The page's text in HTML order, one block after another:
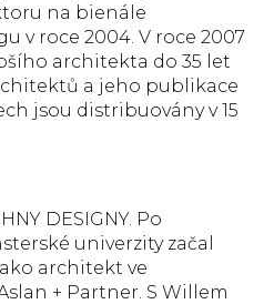
na bienále
v roce 2004. V roce 2007
architekta do 35 let
a jeho publikace
jsou distribuovány v 15
DESIGNY. Po
univerzity začal
architekt ve
+ Partner. S Willem